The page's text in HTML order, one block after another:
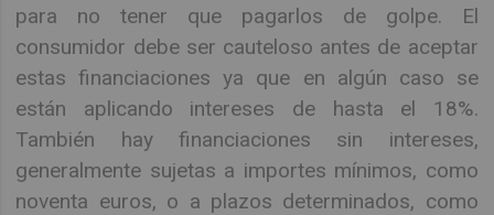
para no tener que pagarlos de golpe. El
consumidor debe ser cauteloso antes de aceptar
estas financiaciones ya que en algún caso se
están aplicando intereses de hasta el 18%.
También hay financiaciones sin intereses,
generalmente sujetas a importes mínimos, como
noventa euros, o a plazos determinados, como